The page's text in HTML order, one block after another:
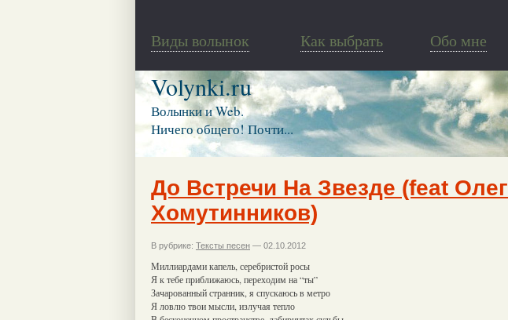
Виды волынок Как выбрать Обо мне
Volynki.ru
Волынки и Web.
Ничего общего! Почти...
До Встречи На Звезде (feat Олег
Хомутинников)
В рубрике: Тексты песен — 02.10.2012
Миллиардами капель, серебристой росы
Я к тебе приближаюсь, переходим на “ты”
Зачарованный странник, я спускаюсь в метро
Я ловлю твои мысли, излучая тепло